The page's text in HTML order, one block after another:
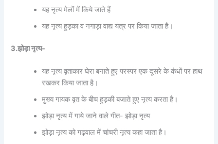
यह नृत्य मेलों में किये जाते हैं
यह नृत्य हुड़का व नगाड़ा वाद्य यंत्र पर किया जाता है।
3.झोड़ा नृत्य-
यह नृत्य वृताकार घेरा बनाते हुए परस्पर एक दूसरे के कंधों पर हाथ
रखकर किया जाता है।
मुख्य गायक वृत के बीच हुड़की बजाते हुए नृत्य करता है।
झोड़ा नृत्य में गाये जाने वाले गीत- झोड़ा नृत्य
झोड़ा नृत्य को गढ़वाल में चांचरी नृत्य कहा जाता है।